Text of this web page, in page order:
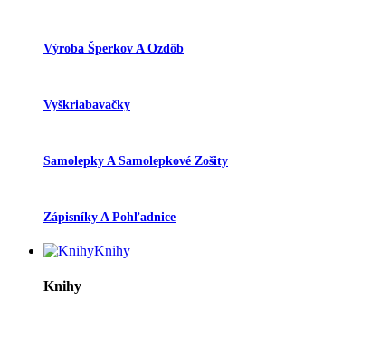
Výroba Šperkov A Ozdôb
Vyškriabavačky
Samolepky A Samolepkové Zošity
Zápisníky A Pohľadnice
Knihy
Knihy